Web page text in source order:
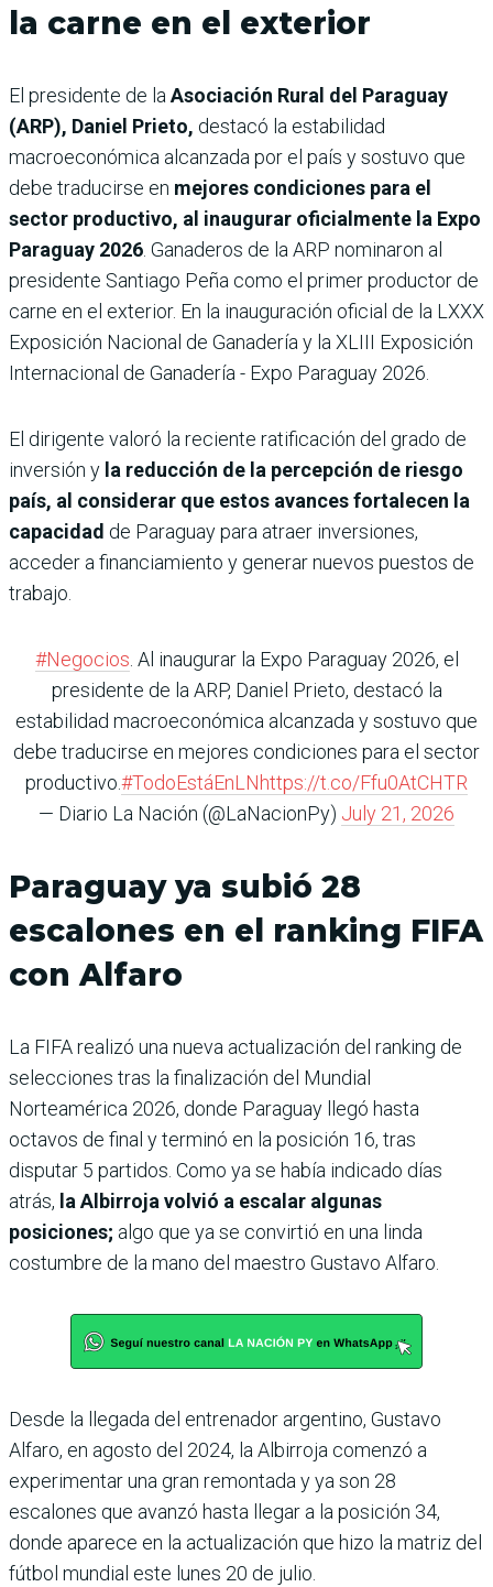
la carne en el exterior
El presidente de laAsociación Rural del Paraguay
(ARP), Daniel Prieto, destacó la estabilidad
macroeconómica alcanzada por el país y sostuvo que
debe traducirse en mejores condiciones para el
sector productivo, al inaugurar oficialmente la Expo
Paraguay 2026. Ganaderos de la ARP nominaron al
presidente Santiago Peña como el primer productor de
carne en el exterior. En la inauguración oficial de la LXXX
Exposición Nacional de Ganadería y la XLIII Exposición
Internacional de Ganadería - Expo Paraguay 2026.
El dirigente valoró la reciente ratificación del grado de
inversión y la reducción de la percepción de riesgo
país, al considerar que estos avances fortalecen la
capacidad de Paraguay para atraer inversiones,
acceder a financiamiento y generar nuevos puestos de
trabajo.
#Negocios. Al inaugurar la Expo Paraguay 2026, el
presidente de la ARP, Daniel Prieto, destacó la
estabilidad macroeconómica alcanzada y sostuvo que
debe traducirse en mejores condiciones para el sector
productivo.#TodoEstáEnLNhttps://t.co/Ffu0AtCHTR
— Diario La Nación (@LaNacionPy) July 21, 2026
Paraguay ya subió 28
escalones en el ranking FIFA
con Alfaro
La FIFA realizó una nueva actualización del ranking de
selecciones tras la finalización del Mundial
Norteamérica 2026, donde Paraguay llegó hasta
octavos de final y terminó en la posición 16, tras
disputar 5 partidos. Como ya se había indicado días
atrás, la Albirroja volvió a escalar algunas
posiciones; algo que ya se convirtió en una linda
costumbre de la mano del maestro Gustavo Alfaro.
Desde la llegada del entrenador argentino, Gustavo
Alfaro, en agosto del 2024, la Albirroja comenzó a
experimentar una gran remontada y ya son 28
escalones que avanzó hasta llegar a la posición 34,
donde aparece en la actualización que hizo la matriz del
fútbol mundial este lunes 20 de julio.